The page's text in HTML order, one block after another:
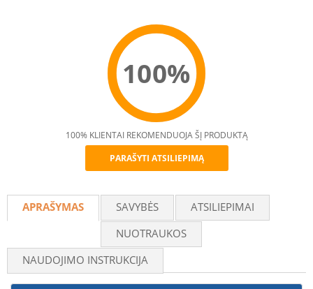
100%
Recommend
100% KLIENTAI REKOMENDUOJA ŠĮ PRODUKTĄ
PARAŠYTI ATSILIEPIMĄ
APRAŠYMAS SAVYBĖS
ATSILIEPIMAI
NUOTRAUKOS
NAUDOJIMO INSTRUKCIJA